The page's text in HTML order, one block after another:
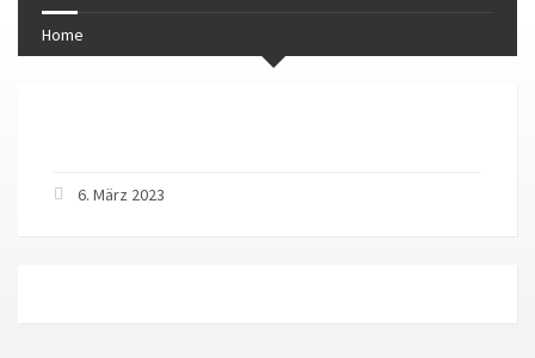
Home
6. März 2023